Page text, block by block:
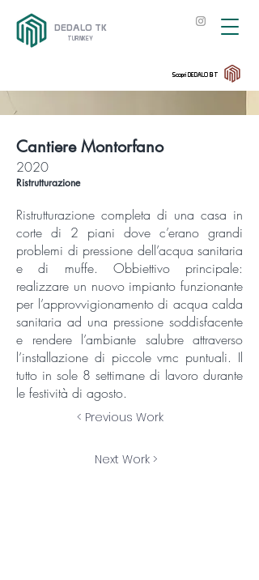
DEDALO TK
TURNKEY
Scopri DEDALO BT
Cantiere Montorfano
2020
Ristrutturazione
Ristrutturazione completa di una casa in
corte di 2 piani dove c’erano grandi
problemi di pressione dell’acqua sanitaria
e di muffe. Obbiettivo principale:
realizzare un nuovo impianto funzionante
per l’approvvigionamento di acqua calda
sanitaria ad una pressione soddisfacente
e rendere l’ambiante salubre attraverso
l’installazione di piccole vmc puntuali. Il
tutto in sole 8 settimane di lavoro durante
le festività di agosto.
< Previous Work
Next Work >